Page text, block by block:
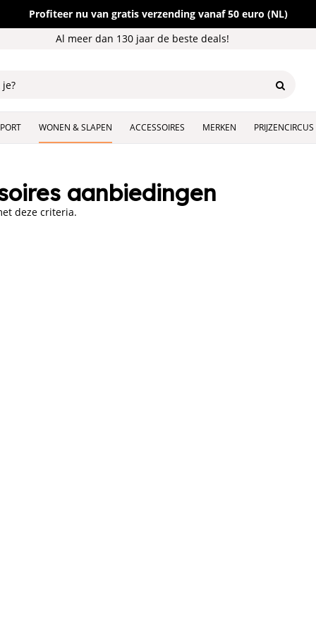
Profiteer nu van gratis verzending vanaf 50 euro (NL)
Al meer dan 130 jaar de beste deals!
WONEN & SLAPEN ACCESSOIRES MERKEN PRIJZENCIRCUS
aanbiedingen
deze criteria.